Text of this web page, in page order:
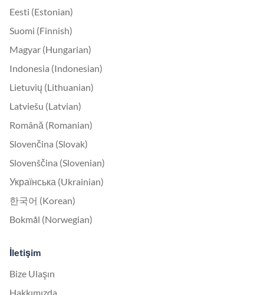
Eesti (Estonian)
Suomi (Finnish)
Magyar (Hungarian)
Indonesia (Indonesian)
Lietuvių (Lithuanian)
Latviešu (Latvian)
Română (Romanian)
Slovenčina (Slovak)
Slovenščina (Slovenian)
Українська (Ukrainian)
한국어 (Korean)
Bokmål (Norwegian)
İletişim
Bize Ulaşın
Hakkımızda